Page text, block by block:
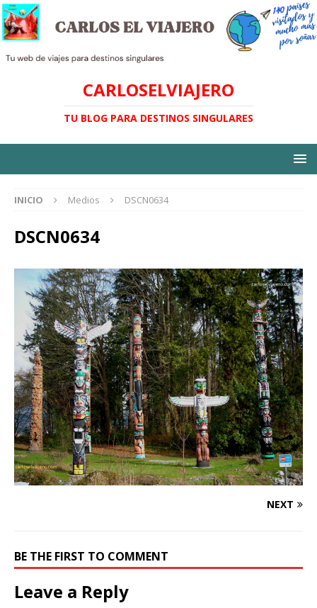
CARLOSELVIAJERO
TU BLOG PARA DESTINOS SINGULARES
INICIO Medios DSCN0634
DSCN0634
NEXT
BE THE FIRST TO COMMENT
Leave a Reply